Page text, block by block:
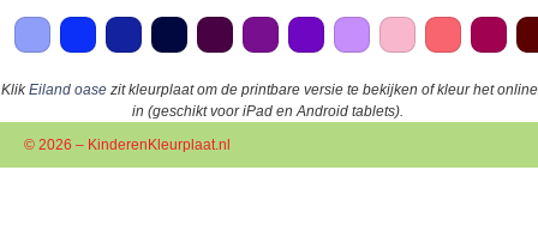
KlikEiland oasezit kleurplaat om de printbare versie te bekijken of kleur het online
in (geschikt voor iPad en Android tablets).
© 2026 – KinderenKleurplaat.nl